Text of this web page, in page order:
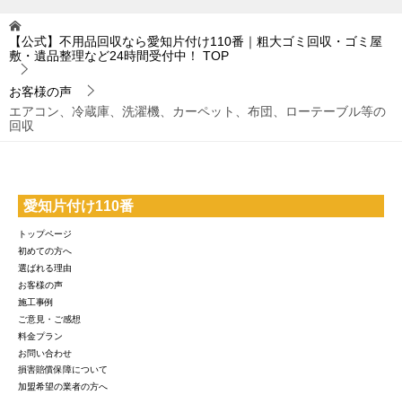
【公式】不用品回収なら愛知片付け110番｜粗大ゴミ回収・ゴミ屋
敷・遺品整理など24時間受付中！
TOP
お客様の声
エアコン、冷蔵庫、洗濯機、カーペット、布団、ローテーブル等の
回収
愛知片付け110番
トップページ
初めての方へ
選ばれる理由
お客様の声
施工事例
ご意見・ご感想
料金プラン
お問い合わせ
損害賠償保障について
加盟希望の業者の方へ